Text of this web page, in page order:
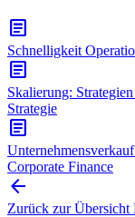
article
Schnelligkeit
article
Skalierung:
Strategie
article
Corporate Finance
arrow_back
Zurück zur Übersicht